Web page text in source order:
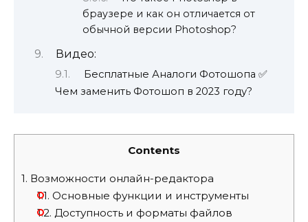
браузере и как он отличается от
обычной версии Photoshop?
Видео:
Бесплатные Аналоги Фотошопа ✅
Чем заменить Фотошоп в 2023 году?
Contents
1. Возможности онлайн-редактора
1.1. Основные функции и инструменты
1.2. Доступность и форматы файлов